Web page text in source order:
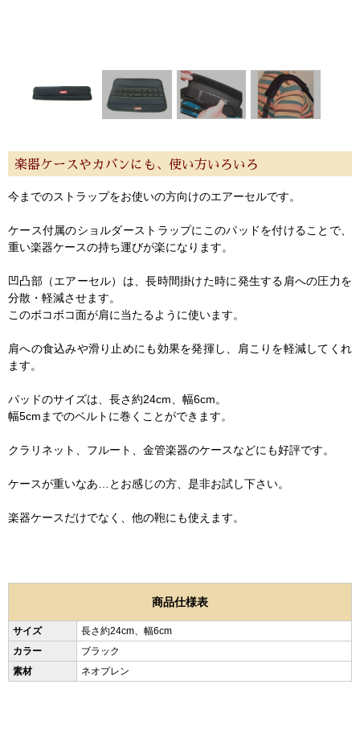
楽器ケースやカバンにも、使い方いろいろ
今までのストラップをお使いの方向けのエアーセルです。
ケース付属のショルダーストラップにこのパッドを付けることで、
重い楽器ケースの持ち運びが楽になります。
凹凸部（エアーセル）は、長時間掛けた時に発生する肩への圧力を
分散・軽減させます。
このボコボコ面が肩に当たるように使います。
肩への食込みや滑り止めにも効果を発揮し、肩こりを軽減してくれ
ます。
パッドのサイズは、長さ約24cm、幅6cm。
幅5cmまでのベルトに巻くことができます。
クラリネット、フルート、金管楽器のケースなどにも好評です。
ケースが重いなあ…とお感じの方、是非お試し下さい。
楽器ケースだけでなく、他の鞄にも使えます。
商品仕様表
サイズ
長さ約24cm、幅6cm
カラー
ブラック
素材
ネオプレン